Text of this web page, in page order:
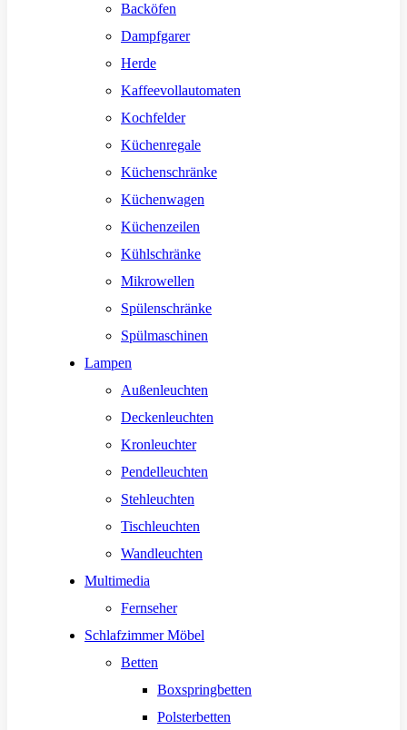
Backöfen
Dampfgarer
Herde
Kaffeevollautomaten
Kochfelder
Küchenregale
Küchenschränke
Küchenwagen
Küchenzeilen
Kühlschränke
Mikrowellen
Spülenschränke
Spülmaschinen
Lampen
Außenleuchten
Deckenleuchten
Kronleuchter
Pendelleuchten
Stehleuchten
Tischleuchten
Wandleuchten
Multimedia
Fernseher
Schlafzimmer Möbel
Betten
Boxspringbetten
Polsterbetten